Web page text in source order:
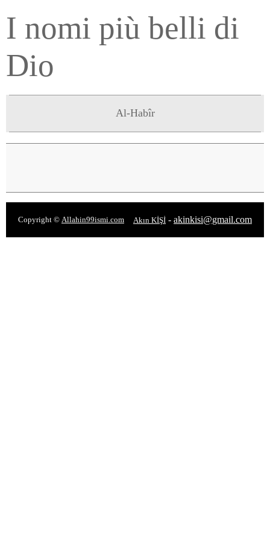
I nomi più belli di
Dio
Al-Habîr
Copyright © Allahin99ismi.com Akın KİŞİ - akinkisi@gmail.com